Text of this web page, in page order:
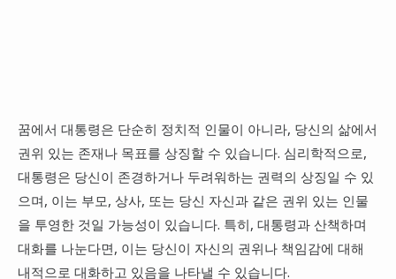
꿈에서 대통령은 단순히 정치적 인물이 아니라, 당신의 삶에서
권위 있는 존재나 목표를 상징할 수 있습니다. 심리학적으로,
대통령은 당신이 존경하거나 두려워하는 권력의 상징일 수 있
으며, 이는 부모, 상사, 또는 당신 자신과 같은 권위 있는 인물
을 투영한 것일 가능성이 있습니다. 특히, 대통령과 산책하며
대화를 나눈다면, 이는 당신이 자신의 권위나 책임감에 대해
내적으로 대화하고 있음을 나타낼 수 있습니다.